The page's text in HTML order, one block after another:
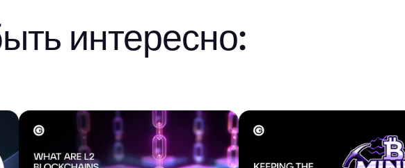
интересно: